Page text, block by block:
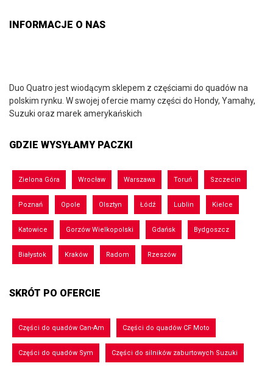
INFORMACJE O NAS
Duo Quatro jest wiodącym sklepem z częściami do quadów na
polskim rynku. W swojej ofercie mamy części do Hondy, Yamahy,
Suzuki oraz marek amerykańskich
GDZIE WYSYŁAMY PACZKI
Zielona Góra Wrocław Warszawa Toruń Szczecin
Poznań Opole Olsztyn Łódź Lublin Kielce
Katowice Gorzów Wielkopolski Gdańsk Bydgoszcz
Białystok Kraków Radom Rzeszów
SKRÓT PO OFERCIE
Części do quadów Can-Am Części do quadów CF Moto
Części do quadów Sym Części do silników zaburtowych Suzuki